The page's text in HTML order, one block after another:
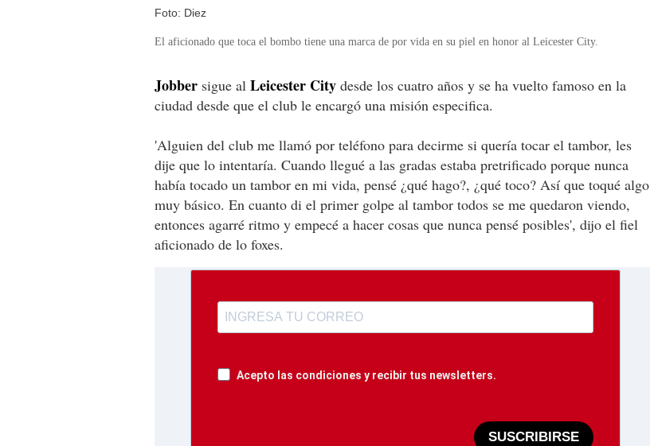
Foto: Diez
El aficionado que toca el bombo tiene una marca de por vida en su piel en honor al Leicester City.
Jobber sigue al Leicester City desde los cuatro años y se ha vuelto famoso en la
ciudad desde que el club le encargó una misión especifica.
'Alguien del club me llamó por teléfono para decirme si quería tocar el tambor, les
dije que lo intentaría. Cuando llegué a las gradas estaba pretrificado porque nunca
había tocado un tambor en mi vida, pensé ¿qué hago?, ¿qué toco? Así que toqué algo
muy básico. En cuanto di el primer golpe al tambor todos se me quedaron viendo,
entonces agarré ritmo y empecé a hacer cosas que nunca pensé posibles', dijo el fiel
aficionado de lo foxes.
Acepto las condiciones y recibir tus newsletters.
SUSCRIBIRSE